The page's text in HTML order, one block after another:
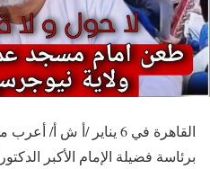
القاهرة في 6 يناير /أ ش
برئاسة فضيلة الإمام الأكبر